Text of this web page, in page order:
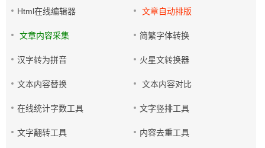
Html在线编辑器 文章自动排版
文章内容采集 简繁字体转换
汉字转为拼音 火星文转换器
文本内容替换 文本内容对比
在线统计字数工具 文字竖排工具
文字翻转工具 内容去重工具